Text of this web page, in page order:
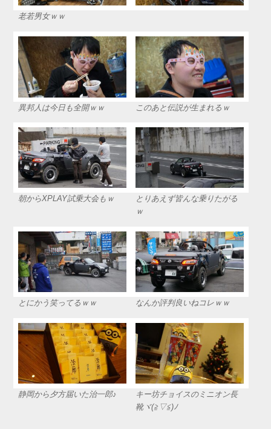
老若男女ｗｗ
異邦人は今日も全開ｗｗ このあと伝説が生まれるｗ
朝からXPLAY試乗大会もｗ
とりあえず皆んな乗りたがる
ｗ
とにかう笑ってるｗｗ なんか評判良いねコレｗｗ
静岡から夕方届いた治一郎♪
キー坊チョイスのミニオン長
靴ヾ(≧▽≦)ﾉ